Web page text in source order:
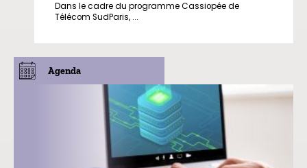
Dans le cadre du programme Cassiopée de
Télécom SudParis, ...
Agenda